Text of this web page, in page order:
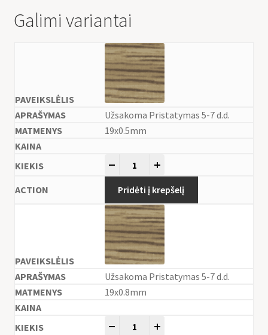
Galimi variantai
Užsakoma Pristatymas 5-7 d.d.
19x0.5mm
Pridėti į krepšelį
Užsakoma Pristatymas 5-7 d.d.
19x0.8mm